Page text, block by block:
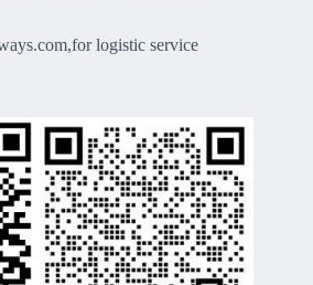
logistic service